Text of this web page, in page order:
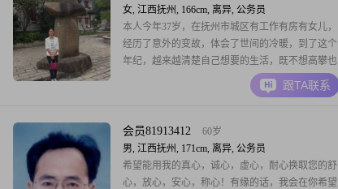
女, 江西抚州, 166cm, 离异, 公务员
本人今年37岁，在抚州市城区有工作有房有女儿，
经历了意外的变故，体会了世间的冷暖，到了这个
年纪，越来越清楚自己想要的生活，既不想高攀也
不愿将就，虽然知道这很不容易，但仍希望在市城
区找到同样有正式稳定工作，在物质精神上门当户
家，不是为孩子找爹，因为她有亲爹，再婚不再
育，我只
跟TA联系
会员81913412
60岁
男, 江西抚州, 171cm, 离异, 公务员
希望能用我的真心，诚心，虚心，耐心换取您的舒
心，放心，安心，称心！有缘的话，我会在你希望